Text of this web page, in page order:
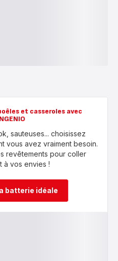
et casseroles avec
sauteuses... choisissez
vous avez vraiment besoin.
revêtements pour coller
à vos envies !
batterie idéale